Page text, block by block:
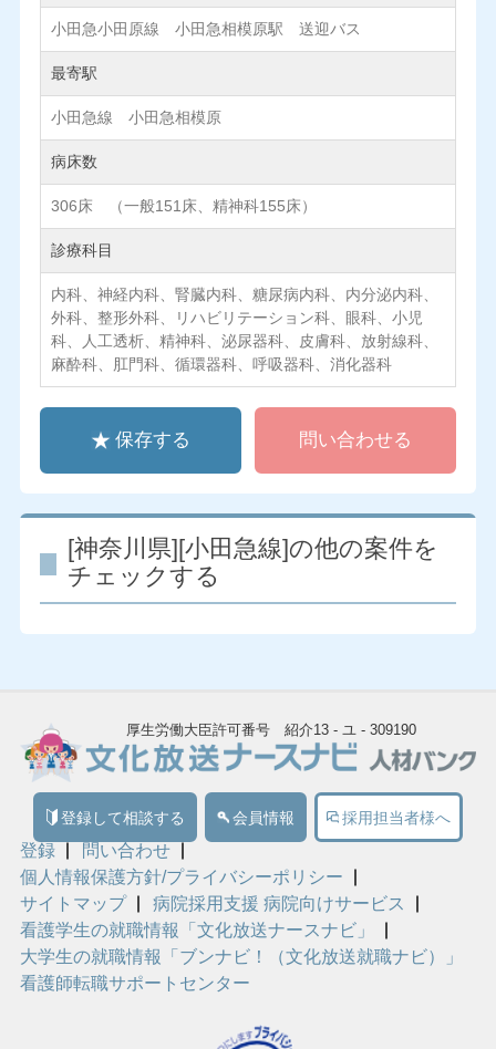
小田急小田原線 小田急相模原駅 送迎バス
最寄駅
小田急線 小田急相模原
病床数
306床 （一般151床、精神科155床）
診療科目
内科、神経内科、腎臓内科、糖尿病内科、内分泌内科、
外科、整形外科、リハビリテーション科、眼科、小児
科、人工透析、精神科、泌尿器科、皮膚科、放射線科、
麻酔科、肛門科、循環器科、呼吸器科、消化器科
保存する 問い合わせる
[神奈川県][小田急線]の他の案件を
チェックする
厚生労働大臣許可番号 紹介13 - ユ - 309190
登録して相談する 会員情報 採用担当者様へ
登録
問い合わせ
個人情報保護方針/プライバシーポリシー
サイトマップ
病院採用支援 病院向けサービス
看護学生の就職情報「文化放送ナースナビ」
大学生の就職情報「ブンナビ！（文化放送就職ナビ）」
看護師転職サポートセンター